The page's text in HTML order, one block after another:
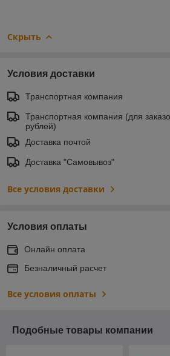
Скрыть
Условия доставки
Транспортная компания
Транспортная компания (для
рублей)
Доставка почтой
Доставка "Самовывоз"
Все условия доставки
Условия оплаты
Онлайн оплата
Безналичный расчет
Все условия оплаты
Подобные товары компании